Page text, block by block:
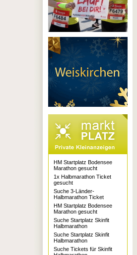
HM Startplatz Bodensee
Marathon gesucht
1x Halbmarathon Ticket
gesucht
Suche 3-Länder-
Halbmarathon Ticket
HM Startplatz Bodensee
Marathon gesucht
Suche Startplatz Skinfit
Halbmarathon
Suche Startplatz Skinfit
Halbmarathon
Suche Tickets für Skinfit